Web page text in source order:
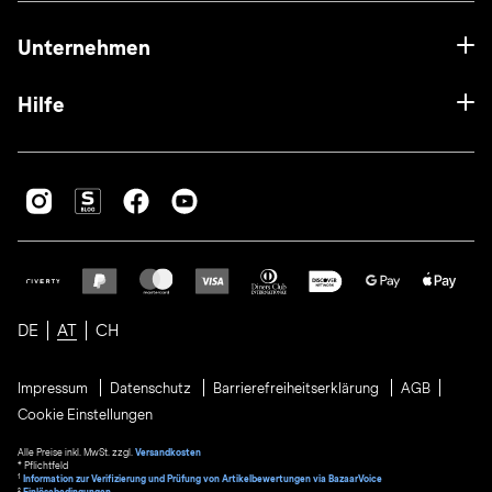
Unternehmen
Hilfe
DE AT CH
Impressum Datenschutz Barrierefreiheitserklärung
AGB
Cookie Einstellungen
Alle Preise inkl. MwSt. zzgl. Versandkosten
* Pflichtfeld
1
Information zur Verifizierung und Prüfung von Artikelbewertungen via BazaarVoice